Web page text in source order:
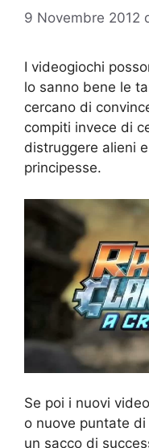
9 Novembre 2012
I videogiochi
lo sanno bene le
cercano di
compiti invece di
distruggere alieni
principesse.
Se poi i nuovi
o nuove puntate
un sacco di